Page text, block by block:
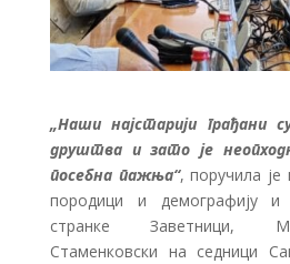
„Наши најстарији грађани
друштва и зато је
посебна пажња“, поручила је
породици и демографију и
странке Заветници,
Стаменковски на седници